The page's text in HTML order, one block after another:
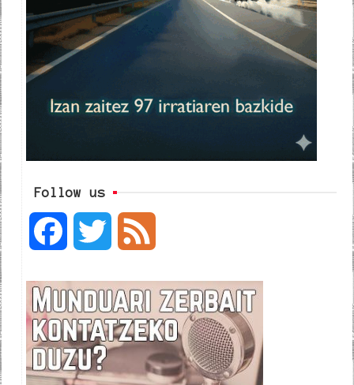
Follow us
c
e
i
t
e
d